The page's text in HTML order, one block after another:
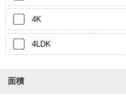
4K
4LDK
面積